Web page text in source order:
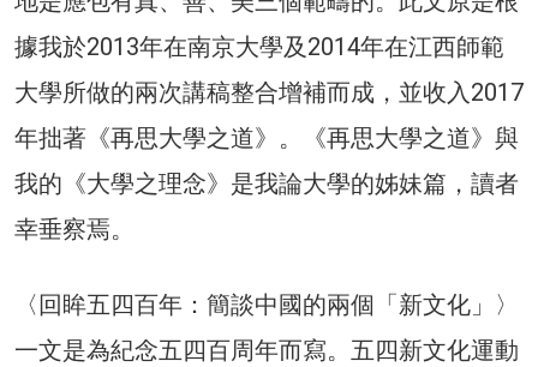
據我於2013年在南京大學及2014年在江西師範
大學所做的兩次講稿整合增補而成，並收入2017
年拙著《再思大學之道》。《再思大學之道》與
我的《大學之理念》是我論大學的姊妹篇，讀者
幸垂察焉。
〈回眸五四百年：簡談中國的兩個「新文化」〉
一文是為紀念五四百周年而寫。五四新文化運動